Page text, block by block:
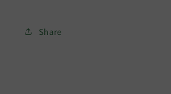
Share